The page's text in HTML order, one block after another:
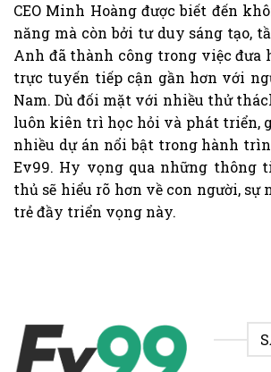
CEO Minh Hoàng được biết đến
năng mà còn bởi tư duy sáng tạo,
Anh đã thành công trong việc đưa
trực tuyến tiếp cận gần hơn với
Nam. Dù đối mặt với nhiều thử
luôn kiên trì học hỏi và phát triển,
nhiều dự án nổi bật trong hành
Ev99. Hy vọng qua những thông
thủ sẽ hiểu rõ hơn về con người, sự
trẻ đầy triển vọng này.